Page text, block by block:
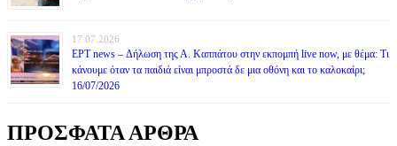
17.07.2026
ΕΡΤ news – Δήλωση της Α. Καππάτου στην εκπομπή live now, με θέμα: Τι
κάνουμε όταν τα παιδιά είναι μπροστά δε μια οθόνη και το καλοκαίρι;
16/07/2026
ΠΡΟΣΦΑΤΑ ΑΡΘΡΑ